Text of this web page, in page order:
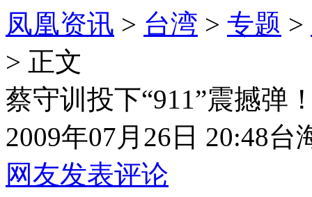
凤凰资讯 > 台湾 > 专题 >
> 正文
蔡守训投下“911”震撼弹
2009年07月26日 20:48台
网友发表评论